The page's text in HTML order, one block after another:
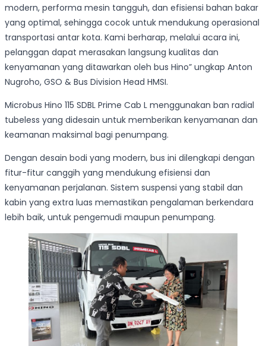
modern, performa mesin tangguh, dan efisiensi bahan bakar
yang optimal, sehingga cocok untuk mendukung operasional
transportasi antar kota. Kami berharap, melalui acara ini,
pelanggan dapat merasakan langsung kualitas dan
kenyamanan yang ditawarkan oleh bus Hino” ungkap Anton
Nugroho, GSO & Bus Division Head HMSI.
Microbus Hino 115 SDBL Prime Cab L menggunakan ban radial
tubeless yang didesain untuk memberikan kenyamanan dan
keamanan maksimal bagi penumpang.
Dengan desain bodi yang modern, bus ini dilengkapi dengan
fitur-fitur canggih yang mendukung efisiensi dan
kenyamanan perjalanan. Sistem suspensi yang stabil dan
kabin yang extra luas memastikan pengalaman berkendara
lebih baik, untuk pengemudi maupun penumpang.